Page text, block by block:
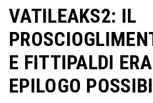
VATILEAKS2: IL
E FITTIPALDI
EPILOGO